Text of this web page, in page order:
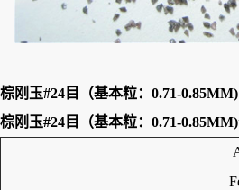
棕刚玉#24目（基本粒：0.71-0.85MM)
棕刚玉#24目（基本粒：0.71-0.85MM)